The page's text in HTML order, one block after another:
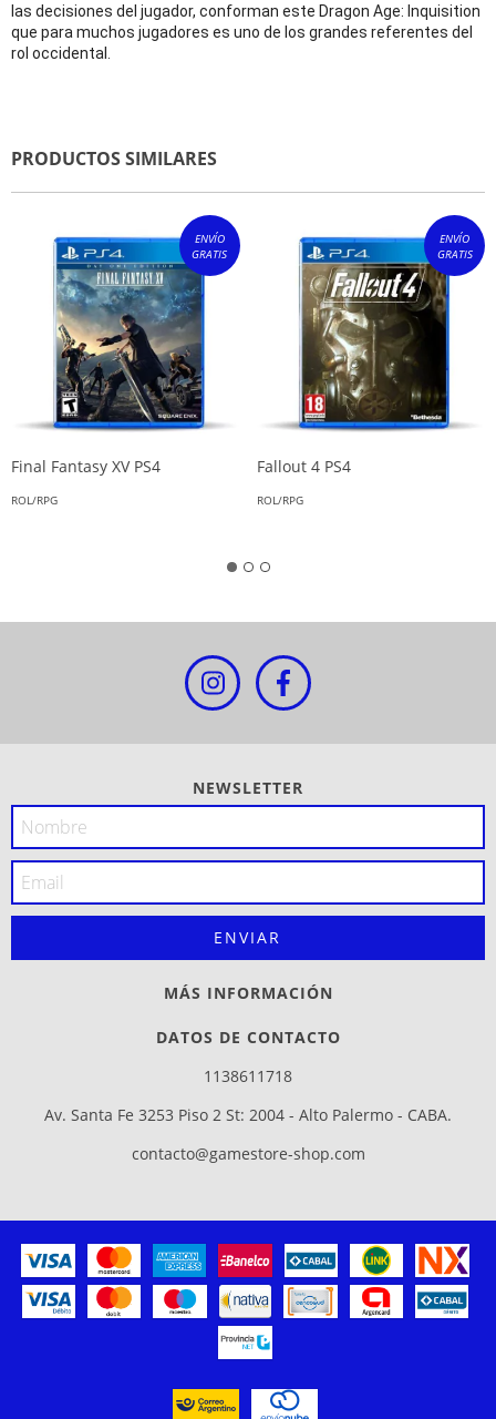
las decisiones del jugador, conforman este Dragon Age: Inquisition
que para muchos jugadores es uno de los grandes referentes del
rol occidental.
PRODUCTOS SIMILARES
ENVÍO
GRATIS
Final Fantasy XV PS4
ROL/RPG
ENVÍO
GRATIS
Fallout 4 PS4
ROL/RPG
NEWSLETTER
MÁS INFORMACIÓN
DATOS DE CONTACTO
1138611718
Av. Santa Fe 3253 Piso 2 St: 2004 - Alto Palermo - CABA.
contacto@gamestore-shop.com